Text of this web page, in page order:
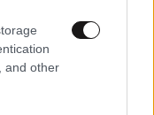
and other